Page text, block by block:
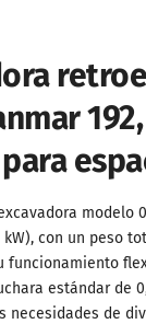
modelo
con un peso
funcionamiento
estándar de
necesidades de